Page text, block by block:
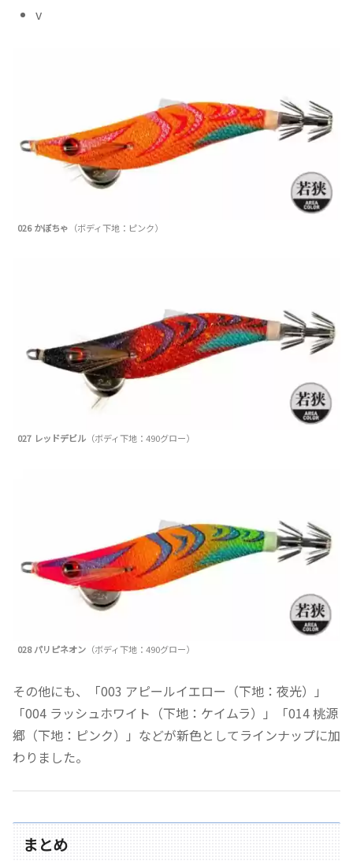
v
026 かぼちゃ （ボディ下地：ピンク）
027 レッドデビル （ボディ下地：490グロー）
028 パリピネオン （ボディ下地：490グロー）
その他にも、「003 アピールイエロー（下地：夜光）」
「004 ラッシュホワイト（下地：ケイムラ）」「014 桃源
郷（下地：ピンク）」などが新色としてラインナップに加
わりました。
まとめ